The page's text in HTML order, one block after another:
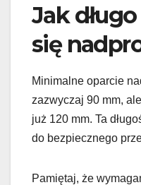
Jak
się
Minimalne oparcie
zazwyczaj 90 mm,
już 120 mm. Ta
do bezpiecznego
Pamiętaj, że